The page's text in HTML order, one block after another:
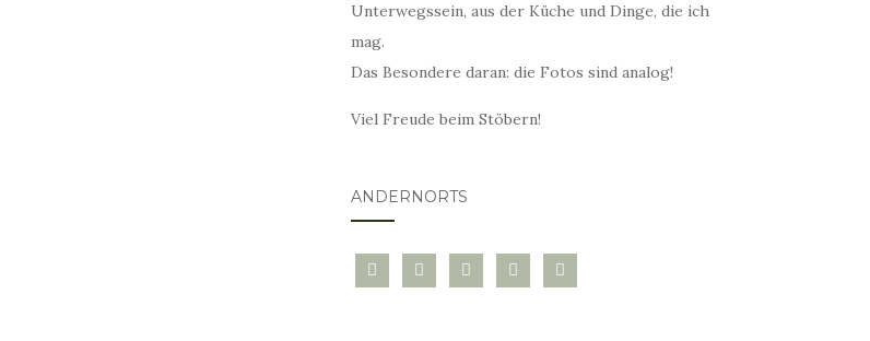
Unterwegssein, aus der Küche und Dinge, die ich
mag.
Das Besondere daran: die Fotos sind analog!
Viel Freude beim Stöbern!
ANDERNORTS
bloglovininstagramtwitter pinterest
mail